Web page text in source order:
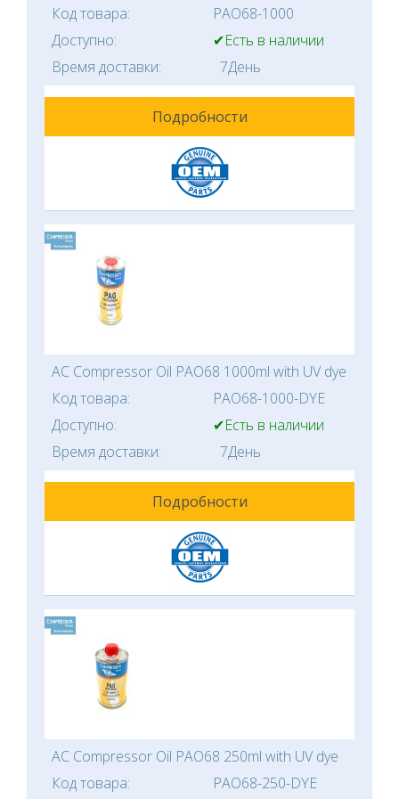
Код товара:
PAO68-1000
Доступно:
✔Есть в наличии
Время доставки:
7День
Подробности
AC Compressor Oil PAO68 1000ml with UV dye
Код товара:
PAO68-1000-DYE
Доступно:
✔Есть в наличии
Время доставки:
7День
Подробности
AC Compressor Oil PAO68 250ml with UV dye
Код товара:
PAO68-250-DYE